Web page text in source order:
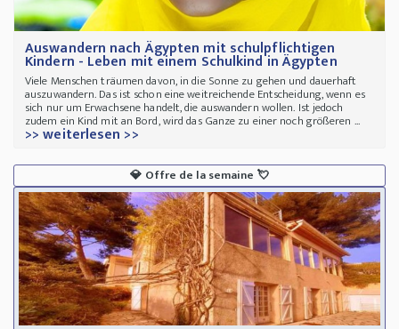
Auswandern nach Ägypten mit schulpflichtigen
Kindern - Leben mit einem Schulkind in Ägypten
Viele Menschen träumen davon, in die Sonne zu gehen und dauerhaft
auszuwandern. Das ist schon eine weitreichende Entscheidung, wenn es
sich nur um Erwachsene handelt, die auswandern wollen. Ist jedoch
zudem ein Kind mit an Bord, wird das Ganze zu einer noch größeren ...
>> weiterlesen >>
💎 Offre de la semaine 💘